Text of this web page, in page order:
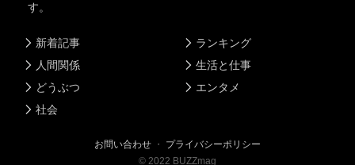
す。
新着記事
人間関係
どうぶつ
社会
ランキング
生活と仕事
エンタメ
お問い合わせ ・ プライバシーポリシー
© 2022 BUZZmag